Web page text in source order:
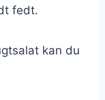
fedt.
kan du